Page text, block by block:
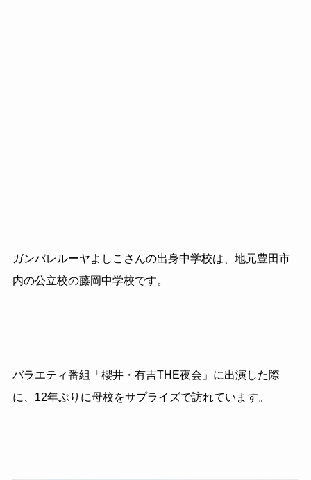
ガンバレルーヤよしこさんの出身中学校は、地元豊田市
内の公立校の藤岡中学校です。
バラエティ番組「櫻井・有吉THE夜会」に出演した際
に、12年ぶりに母校をサプライズで訪れています。